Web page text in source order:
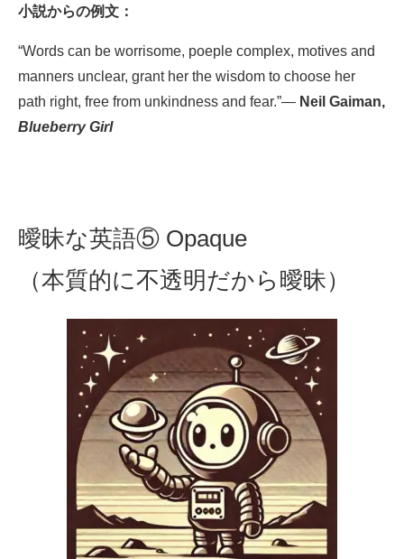
小説からの例文：
“Words can be worrisome, poeple complex, motives and
manners unclear, grant her the wisdom to choose her
path right, free from unkindness and fear.”— Neil Gaiman,
Blueberry Girl
曖昧な英語⑤ Opaque
（本質的に不透明だから曖昧）